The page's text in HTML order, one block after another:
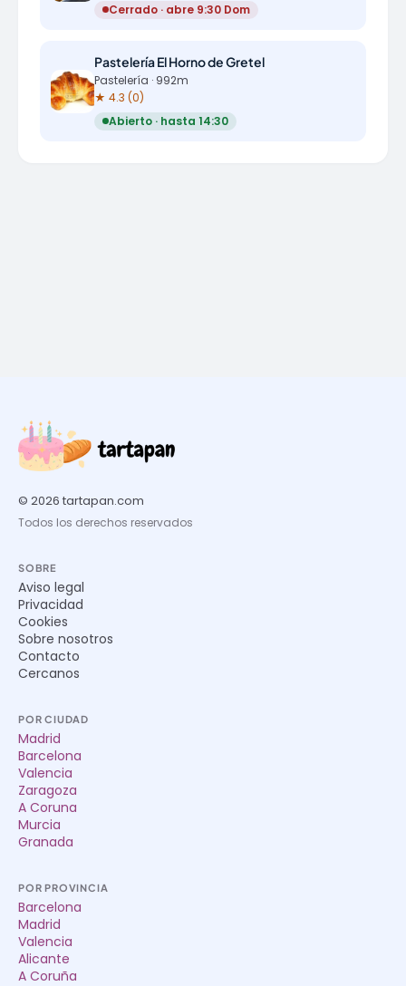
Cerrado · abre 9:30 Dom
Pastelería El Horno de Gretel
Pastelería · 992m
★ 4.3 (0)
Abierto · hasta 14:30
© 2026 tartapan.com
Todos los derechos reservados
SOBRE
Aviso legal
Privacidad
Cookies
Sobre nosotros
Contacto
Cercanos
POR CIUDAD
Madrid
Barcelona
Valencia
Zaragoza
A Coruna
Murcia
Granada
POR PROVINCIA
Barcelona
Madrid
Valencia
Alicante
A Coruña